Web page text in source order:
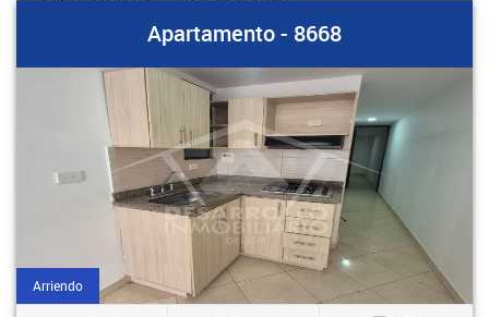
Apartamento - 8668
Arriendo